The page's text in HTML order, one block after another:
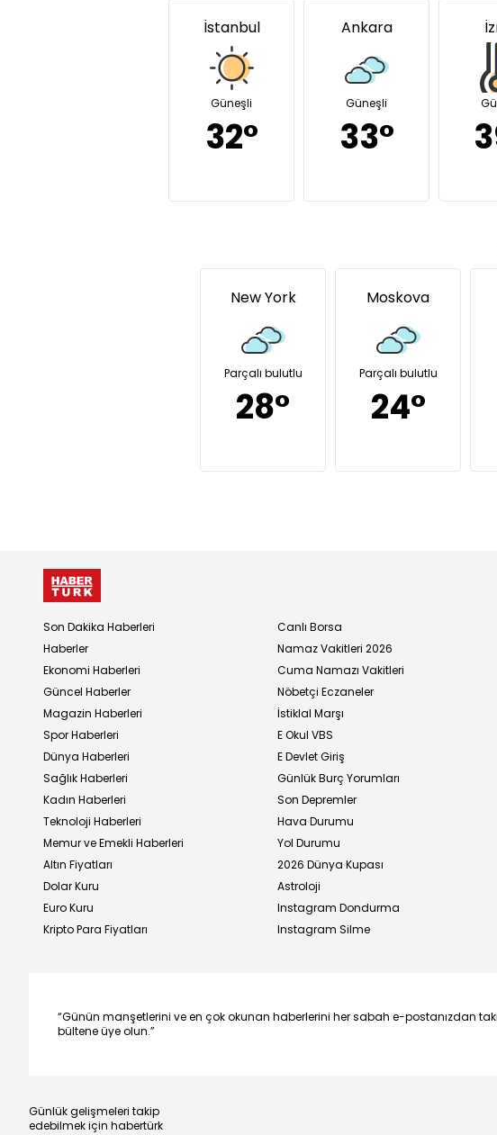
İstanbul
Güneşli
32°
Ankara
Güneşli
33°
New York
Parçalı bulutlu
28°
Moskova
Parçalı bulutlu
24°
Son Dakika Haberleri
Haberler
Ekonomi Haberleri
Güncel Haberler
Magazin Haberleri
Spor Haberleri
Dünya Haberleri
Sağlık Haberleri
Kadın Haberleri
Teknoloji Haberleri
Memur ve Emekli Haberleri
Altın Fiyatları
Dolar Kuru
Euro Kuru
Kripto Para Fiyatları
Canlı Borsa
Namaz Vakitleri 2026
Cuma Namazı Vakitleri
Nöbetçi Eczaneler
İstiklal Marşı
E Okul VBS
E Devlet Giriş
Günlük Burç Yorumları
Son Depremler
Hava Durumu
Yol Durumu
2026 Dünya Kupası
Astroloji
Instagram Dondurma
Instagram Silme
“Günün manşetlerini ve en çok okunan haberlerini her sabah e-postanızdan
bültene üye olun.”
Günlük gelişmeleri takip
edebilmek için habertürk